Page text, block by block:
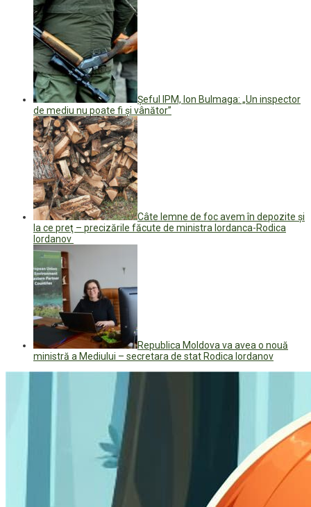
Şeful IPM, Ion Bulmaga: „Un inspector
de mediu nu poate fi şi vânător”
Câte lemne de foc avem în depozite şi
la ce preţ – precizările făcute de ministra Iordanca-Rodica
Iordanov
Republica Moldova va avea o nouă
ministră a Mediului – secretara de stat Rodica Iordanov